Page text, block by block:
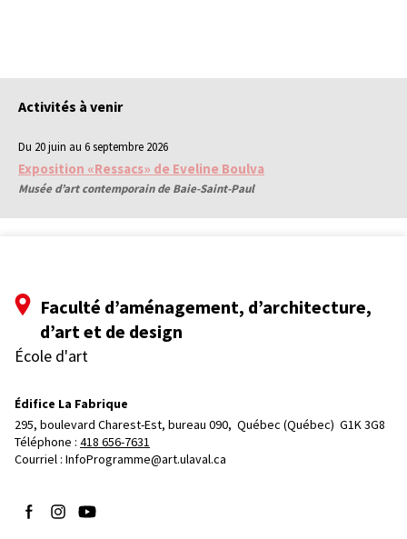
Activités à venir
Du 20 juin au 6 septembre 2026
Exposition «Ressacs» de Eveline Boulva
Musée d’art contemporain de Baie-Saint-Paul
Faculté d’aménagement, d’architecture,
d’art et de design
École d'art
Édifice La Fabrique
295, boulevard Charest-Est, bureau 090, Québec (Québec)  G1K 3G8
Téléphone : 418 656-7631
Courriel : InfoProgramme@art.ulaval.ca
Suivez-nous sur Facebook
Suivez-nous sur Instagram
Suivez-nous sur YouTube